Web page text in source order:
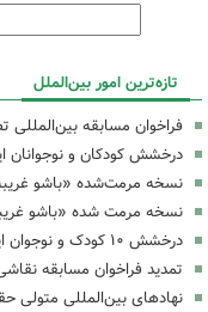
تازه‌ترین امور بین‌الملل
فراخوان مسابقه بین‌المللی تصویرگری ۲۰۲۷
درخشش کودکان و نوجوانان
نسخه مرمت‌شده «باشو
نسخه مرمت شده «باشو
درخشش ۱۰ کودک و نوجوان ایرانی در نمایشگاه نقاشی نوازاگورا بلغارستان
تمدید فراخوان مسابقه نقاشی
نهادهای بین‌المللی متولی